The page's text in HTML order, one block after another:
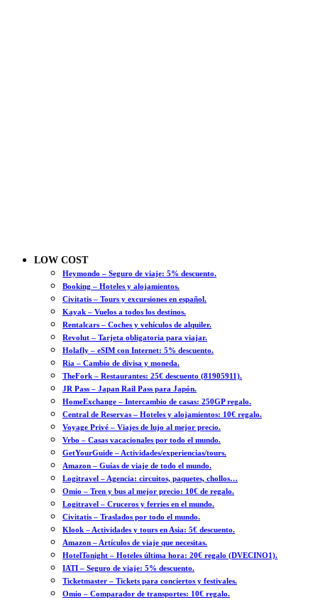
LOW COST
Heymondo – Seguro de viaje: 5% descuento.
Booking – Hoteles y alojamientos.
Civitatis – Tours y excursiones en español.
Kayak – Vuelos a todos los destinos.
Rentalcars – Coches y vehículos de alquiler.
Revolut – Tarjeta obligatoria para viajar.
Holafly – eSIM con Internet: 5% descuento.
Ria – Cambio de divisa y moneda.
TheFork – Restaurantes: 25€ descuento (81905911).
JR Pass – Japan Rail Pass para Japón.
HomeExchange – Intercambio de casas: 250GP regalo.
Central de Reservas – Hoteles y alojamientos: 10€ regalo.
Voyage Privé – Viajes de lujo al mejor precio.
Vrbo – Casas vacacionales por todo el mundo.
GetYourGuide – Actividades/experiencias/tours.
Amazon – Guías de viaje de todo el mundo.
Logitravel – Agencia: circuitos, paquetes, chollos…
Omio – Tren y bus al mejor precio: 10€ de regalo.
Logitravel – Cruceros y ferries en el mundo.
Civitatis – Traslados por todo el mundo.
Klook – Actividades y tours en Asia: 5€ descuento.
Amazon – Artículos de viaje que necesitas.
HotelTonight – Hoteles última hora: 20€ regalo (DVECINO1).
IATI – Seguro de viaje: 5% descuento.
Ticketmaster – Tickets para conciertos y festivales.
Omio – Comparador de transportes: 10€ regalo.